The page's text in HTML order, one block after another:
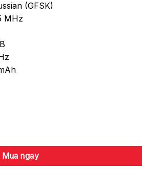
(GFSK)
MHz
lượng
Mua ngay